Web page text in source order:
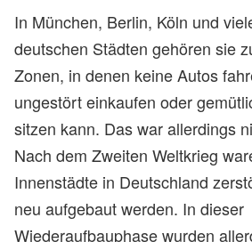
In München, Berlin, Köln und
deutschen Städten gehören sie
Zonen, in denen keine Autos
ungestört einkaufen oder
sitzen kann. Das war allerdings
Nach dem Zweiten Weltkrieg
Innenstädte in Deutschland
neu aufgebaut werden. In dieser
Wiederaufbauphase wurden